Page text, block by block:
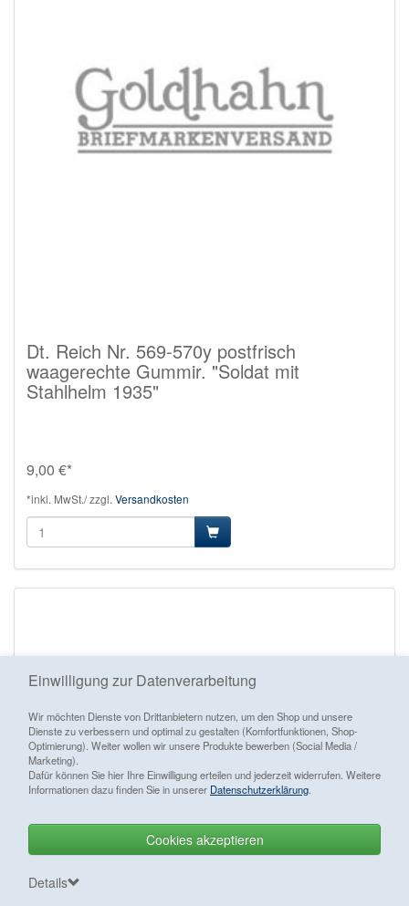
Einwilligung zur Datenverarbeitung
Wir möchten Dienste von Drittanbietern nutzen, um den Shop und unsere
Dienste zu verbessern und optimal zu gestalten (Komfortfunktionen, Shop-
Optimierung). Weiter wollen wir unsere Produkte bewerben (Social Media /
Marketing).
Dafür können Sie hier Ihre Einwilligung erteilen und jederzeit widerrufen. Weitere
Informationen dazu finden Sie in unserer Datenschutzerklärung
Cookies akzeptieren
Details
Dt. Reich Nr. 569-570y postfrisch
waagerechte Gummir. "Soldat mit
Stahlhelm 1935"
9,00 €*
*inkl. MwSt./ zzgl. Versandkosten